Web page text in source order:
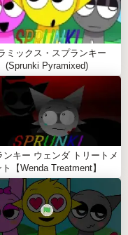
ミックス・スプランキー
(Sprunki Pyramixed)
ンキー ウェンダ トリートメ
ト【Wenda Treatment】